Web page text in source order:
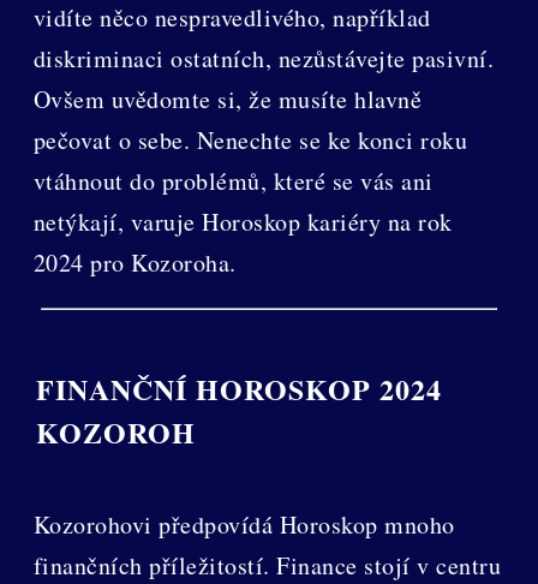
vidíte něco nespravedlivého, například
diskriminaci ostatních, nezůstávejte pasivní.
Ovšem uvědomte si, že musíte hlavně
pečovat o sebe. Nenechte se ke konci roku
vtáhnout do problémů, které se vás ani
netýkají, varuje Horoskop kariéry na rok
2024 pro Kozoroha.
FINANČNÍ HOROSKOP 2024
KOZOROH
Kozorohovi předpovídá Horoskop mnoho
finančních příležitostí. Finance stojí v centru